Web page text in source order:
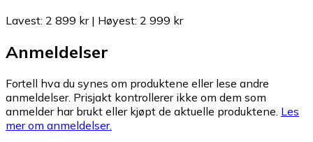
Lavest: 2 899 kr| Høyest: 2 999 kr
Anmeldelser
Fortell hva du synes om produktene eller lese andre
anmeldelser. Prisjakt kontrollerer ikke om dem som
anmelder har brukt eller kjøpt de aktuelle produktene. Les
mer om anmeldelser.